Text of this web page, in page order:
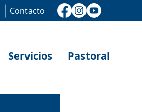
Contacto
Servicios Pastoral